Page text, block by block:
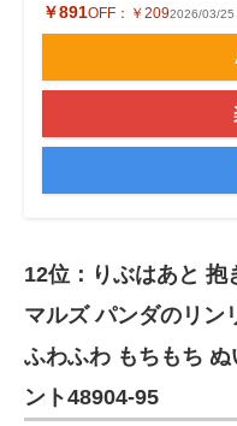
￥891OFF： ￥2092026/03/25
12位：りぶはあと 抱
マルズ パンダのリン
ふわふわ もちもち
ント48904-95